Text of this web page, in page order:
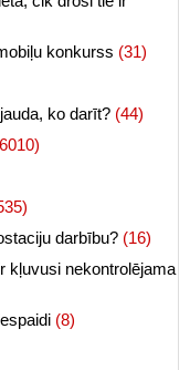
konkurss (31)
ko darīt? (44)
darbību? (16)
kļuvusi nekontrolējama
(8)